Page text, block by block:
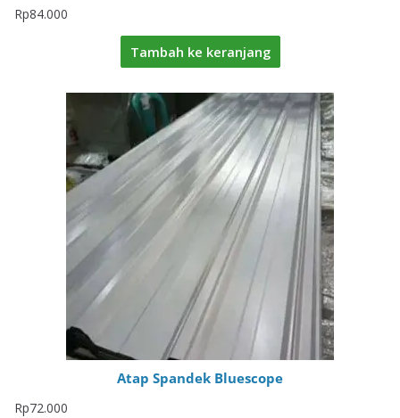
Rp84.000
Tambah ke keranjang
Atap Spandek Bluescope
Rp72.000